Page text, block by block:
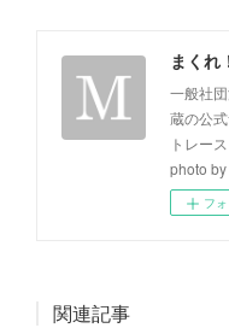
一般社
蔵の公
トレー
photo
フ
関連記事